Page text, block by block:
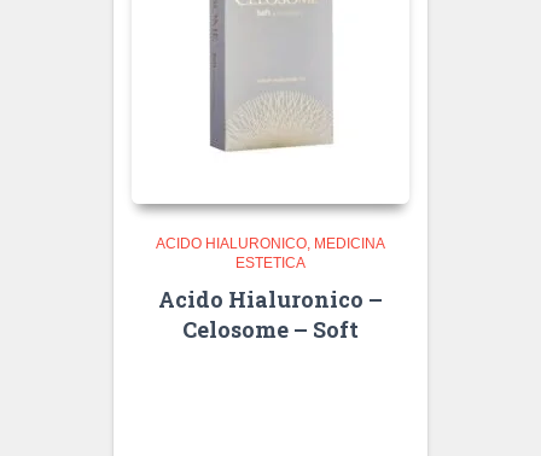
ACIDO HIALURONICO MEDICINA
ESTETICA
Acido Hialuronico –
Celosome – Soft